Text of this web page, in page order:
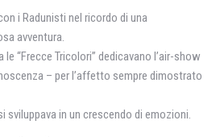
i Radunisti nel ricordo di una
avventura.
“Frecce Tricolori” dedicavano l’air-show
– per l’affetto sempre dimostrato
sviluppava in un crescendo di emozioni.